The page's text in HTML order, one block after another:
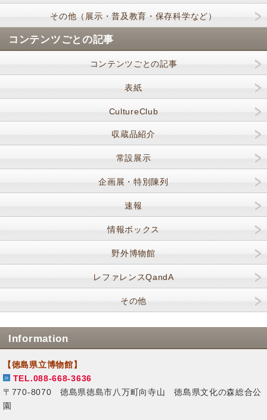
その他（展示・普及教育・保存科学など）
コンテンツごとの記事
コンテンツごとの記事
表紙
CultureClub
収蔵品紹介
常設展示
企画展・特別陳列
速報
情報ボックス
野外博物館
レファレンスQandA
その他
Information
【徳島県立博物館】
TEL.088-668-3636
〒770-8070 徳島県徳島市八万町向寺山 徳島県文化の森総合公
園